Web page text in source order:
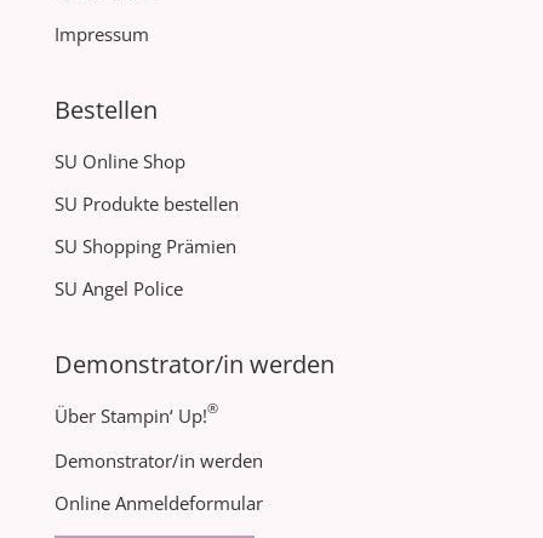
Impressum
Bestellen
SU Online Shop
SU Produkte bestellen
SU Shopping Prämien
SU Angel Police
Demonstrator/in werden
Über Stampin‘ Up!®
Demonstrator/in werden
Online Anmeldeformular